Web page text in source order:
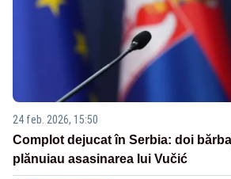
24 feb. 2026, 15:50
Complot dejucat în Serbia: doi
plănuiau asasinarea lui Vučić